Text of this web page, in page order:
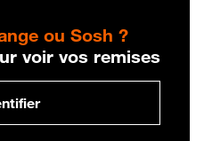
ou Sosh ?
voir vos remises